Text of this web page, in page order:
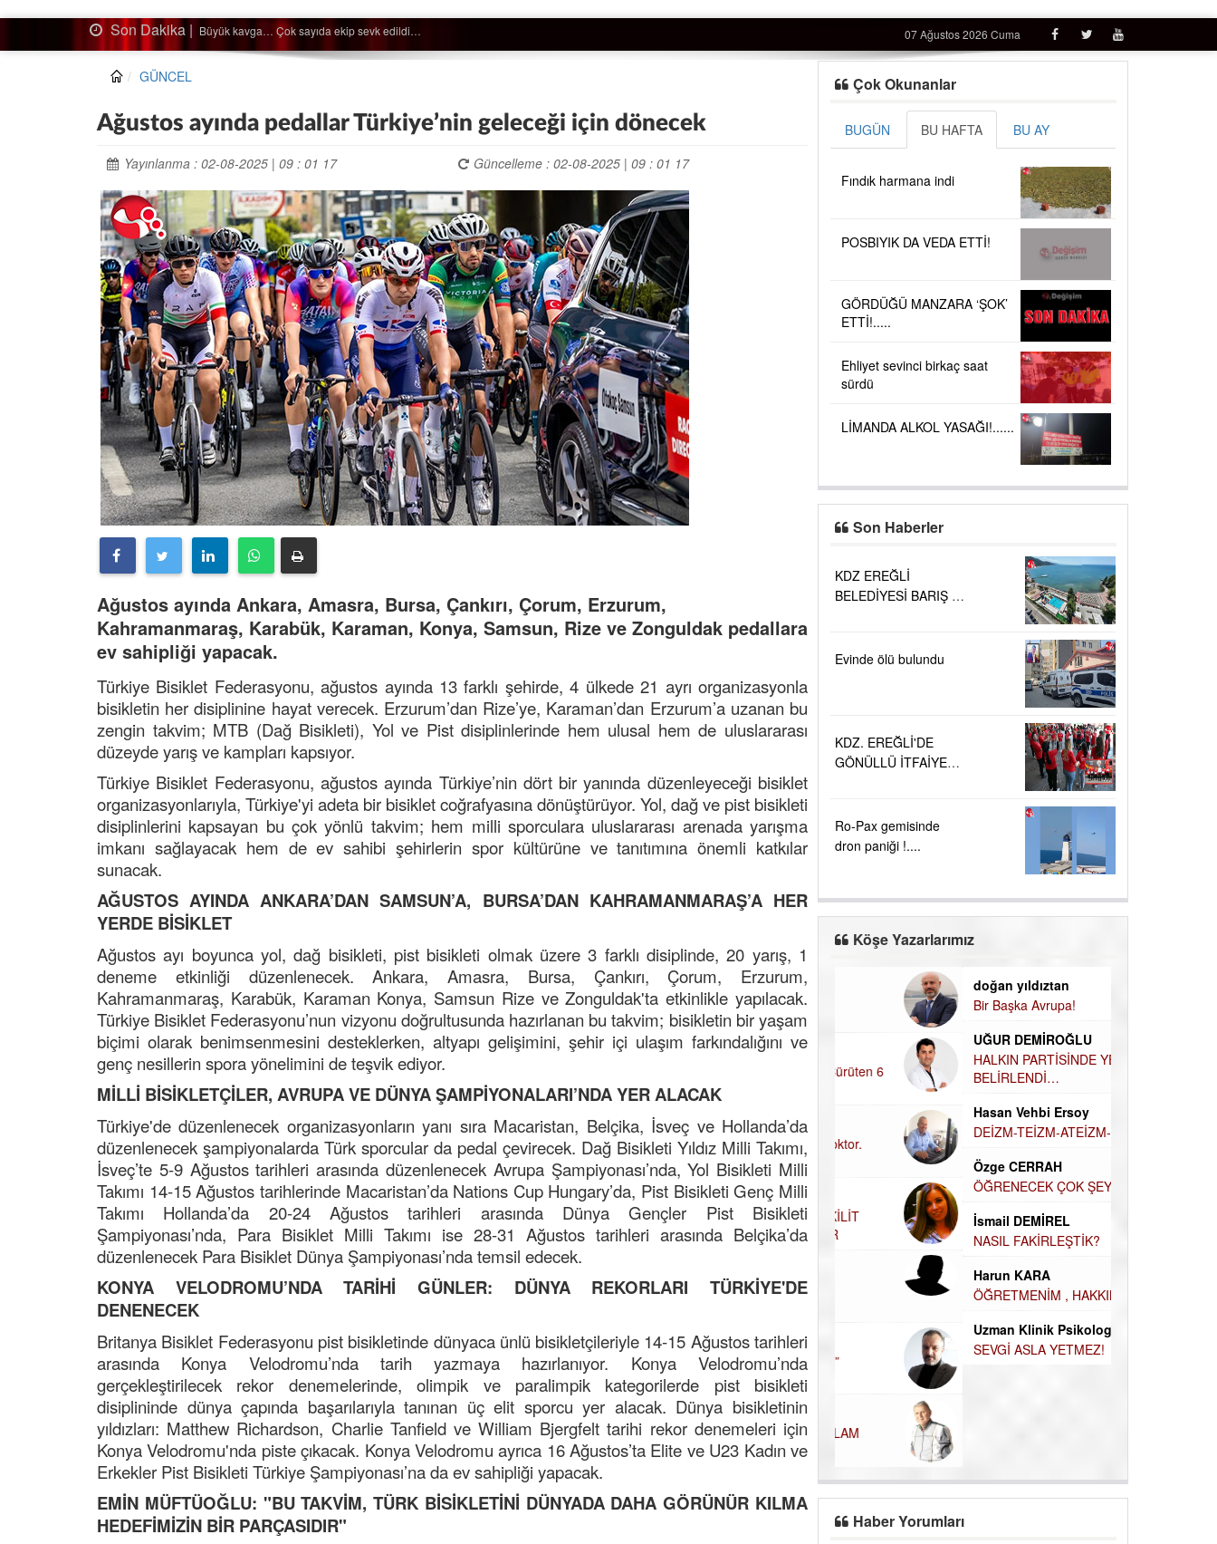
Son Dakika | Ağaçtan düştü… 07 Ağustos 2026 Cuma
GÜNCEL
Ağustos ayında pedallar Türkiye’nin geleceği için dönecek
Yayınlanma : 02-08-2025 | 09 : 01 17 Güncelleme : 02-08-2025 | 09 : 01 17
Ağustos ayında Ankara, Amasra, Bursa, Çankırı, Çorum, Erzurum,
Kahramanmaraş, Karabük, Karaman, Konya, Samsun, Rize ve Zonguldak pedallara
ev sahipliği yapacak.
Türkiye Bisiklet Federasyonu, ağustos ayında 13 farklı şehirde, 4 ülkede 21 ayrı organizasyonla
bisikletin her disiplinine hayat verecek. Erzurum’dan Rize’ye, Karaman’dan Erzurum’a uzanan bu
zengin takvim; MTB (Dağ Bisikleti), Yol ve Pist disiplinlerinde hem ulusal hem de uluslararası
düzeyde yarış ve kampları kapsıyor.
Türkiye Bisiklet Federasyonu, ağustos ayında Türkiye’nin dört bir yanında düzenleyeceği bisiklet
organizasyonlarıyla, Türkiye'yi adeta bir bisiklet coğrafyasına dönüştürüyor. Yol, dağ ve pist bisikleti
disiplinlerini kapsayan bu çok yönlü takvim; hem milli sporculara uluslararası arenada yarışma
imkanı sağlayacak hem de ev sahibi şehirlerin spor kültürüne ve tanıtımına önemli katkılar
sunacak.
AĞUSTOS AYINDA ANKARA’DAN SAMSUN’A, BURSA’DAN KAHRAMANMARAŞ’A HER
YERDE BİSİKLET
Ağustos ayı boyunca yol, dağ bisikleti, pist bisikleti olmak üzere 3 farklı disiplinde, 20 yarış, 1
deneme etkinliği düzenlenecek. Ankara, Amasra, Bursa, Çankırı, Çorum, Erzurum,
Kahramanmaraş, Karabük, Karaman Konya, Samsun Rize ve Zonguldak'ta etkinlikle yapılacak.
Türkiye Bisiklet Federasyonu’nun vizyonu doğrultusunda hazırlanan bu takvim; bisikletin bir yaşam
biçimi olarak benimsenmesini desteklerken, altyapı gelişimini, şehir içi ulaşım farkındalığını ve
genç nesillerin spora yönelimini de teşvik ediyor.
MİLLİ BİSİKLETÇİLER, AVRUPA VE DÜNYA ŞAMPİYONALARI’NDA YER ALACAK
Türkiye'de düzenlenecek organizasyonların yanı sıra Macaristan, Belçika, İsveç ve Hollanda’da
düzenlenecek şampiyonalarda Türk sporcular da pedal çevirecek. Dağ Bisikleti Yıldız Milli Takımı,
İsveç’te 5-9 Ağustos tarihleri arasında düzenlenecek Avrupa Şampiyonası’nda, Yol Bisikleti Milli
Takımı 14-15 Ağustos tarihlerinde Macaristan’da Nations Cup Hungary’da, Pist Bisikleti Genç Milli
Takımı Hollanda’da 20-24 Ağustos tarihleri arasında Dünya Gençler Pist Bisikleti
Şampiyonası’nda, Para Bisiklet Milli Takımı ise 28-31 Ağustos tarihleri arasında Belçika’da
düzenlenecek Para Bisiklet Dünya Şampiyonası’nda temsil edecek.
KONYA VELODROMU’NDA TARİHİ GÜNLER: DÜNYA REKORLARI TÜRKİYE'DE
DENENECEK
Britanya Bisiklet Federasyonu pist bisikletinde dünyaca ünlü bisikletçileriyle 14-15 Ağustos tarihleri
arasında Konya Velodromu’nda tarih yazmaya hazırlanıyor. Konya Velodromu’nda
gerçekleştirilecek rekor denemelerinde, olimpik ve paralimpik kategorilerde pist bisikleti
disiplininde dünya çapında başarılarıyla tanınan üç elit sporcu yer alacak. Dünya bisikletinin
yıldızları: Matthew Richardson, Charlie Tanfield ve William Bjergfelt tarihi rekor denemeleri için
Konya Velodromu'nda piste çıkacak. Konya Velodromu ayrıca 16 Ağustos’ta Elite ve U23 Kadın ve
Erkekler Pist Bisikleti Türkiye Şampiyonası’na da ev sahipliği yapacak.
EMİN MÜFTÜOĞLU: "BU TAKVİM, TÜRK BİSİKLETİNİ DÜNYADA DAHA GÖRÜNÜR KILMA
HEDEFİMİZİN BİR PARÇASIDIR"
Çok Okunanlar
BUGÜN BU HAFTA BU AY
Fındık harmana indi
POSBIYIK DA VEDA ETTİ!
GÖRDÜĞÜ MANZARA ‘ŞOK’
ETTİ!.....
Ehliyet sevinci birkaç saat
sürdü
LİMANDA ALKOL YASAĞI!......
Son Haberler
KDZ EREĞLİ
BELEDİYESİ BARIŞ VE
KALİTESİ
Evinde ölü bulundu
KDZ. EREĞLİ'DE
GÖNÜLLÜ İTFAİYECİ
Ro-Pax gemisinde
dron paniği !....
Köşe Yazarlarımız
Semih ÇOLAK
SEÇMEN NE DEDİ?
Op. Dr. Erol GÜNEN
Alışkanlık
Şenol AZMAN
“Aman doktor, yaman doktor.
Derdime bir çare!” – 2-
Merve KIRAN
KİLO KONTROLÜNDE KİLİT
NOKTA: ARA ÖĞÜNLER
Konuk Yazar
Temiz enerji ve gelecek
Uğuralp CİVELEK
“Bu bir suç duyurusudur”
Özkan Doğan
YEREL RADYO VE REKLAM
doğan yıldıztan
Bir Başka Avrupa!
UĞUR DEMİROĞLU
HALKIN PARTİSİNDE YENİ
YÖNETİM BELİRLENDİ…
Hasan Vehbi Ersoy
DEİZM-TEİZM-ATEİZM-
PANTEİZM’E BAKIŞ
Özge CERRAH
ÖĞRENECEK ÇOK ŞEY VAR...
İsmail DEMİREL
NASIL FAKİRLEŞTİK?
Harun KARA
ÖĞRETMENİM , HAKKINI NASIL
Uzman Klinik Psikolog Erkan
EZERÇE
SEVGİ ASLA YETMEZ!
Haber Yorumları